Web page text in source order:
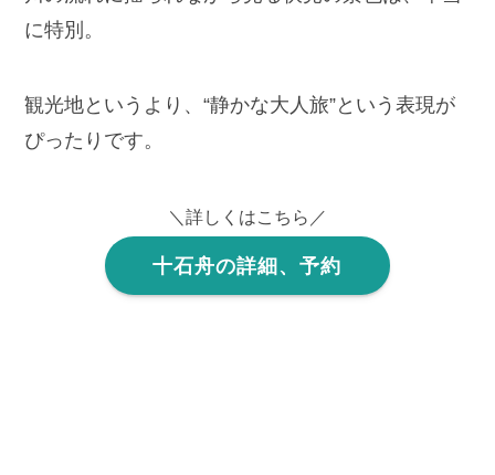
に特別。
観光地というより、“静かな大人旅”という表現が
ぴったりです。
＼詳しくはこちら／
十石舟の詳細、予約